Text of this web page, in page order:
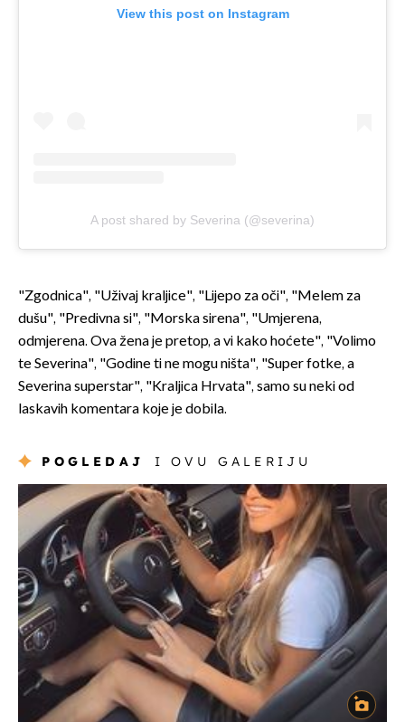
View this post on Instagram
A post shared by Severina (@severina)
"Zgodnica", "Uživaj kraljice", "Lijepo za oči", "Melem za
dušu", "Predivna si", "Morska sirena", "Umjerena,
odmjerena. Ova žena je pretop, a vi kako hoćete", "Volimo
te Severina", "Godine ti ne mogu ništa", "Super fotke, a
Severina superstar", "Kraljica Hrvata", samo su neki od
laskavih komentara koje je dobila.
POGLEDAJ I OVU GALERIJU